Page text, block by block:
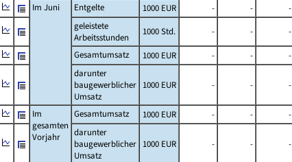
Im Juni
Entgelte 1000 EUR - - -
geleistete
Arbeitsstunden
1000 Std. - - -
Gesamtumsatz
1000 EUR - - -
darunter
baugewerblicher
Umsatz
1000 EUR - - -
Im
gesamten
Vorjahr
Gesamtumsatz 1000 EUR - - -
darunter
baugewerblicher
Umsatz
1000 EUR - - -